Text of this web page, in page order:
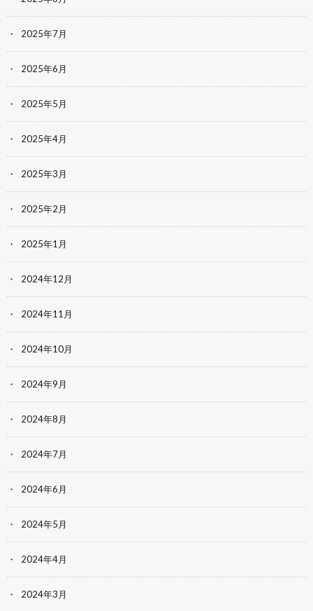
2025年7月
2025年6月
2025年5月
2025年4月
2025年3月
2025年2月
2025年1月
2024年12月
2024年11月
2024年10月
2024年9月
2024年8月
2024年7月
2024年6月
2024年5月
2024年4月
2024年3月